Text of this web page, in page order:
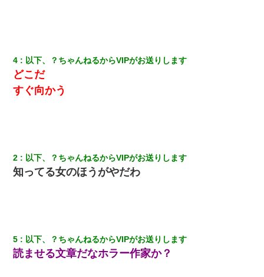
4 以下、？ちゃんねるからVIPがお送りします
どこだ
すぐ向かう
2 以下、？ちゃんねるからVIPがお送りします
知ってる女のほうがやだわ
5 以下、？ちゃんねるからVIPがお送りします
読ませる文章だなホラー作家か？